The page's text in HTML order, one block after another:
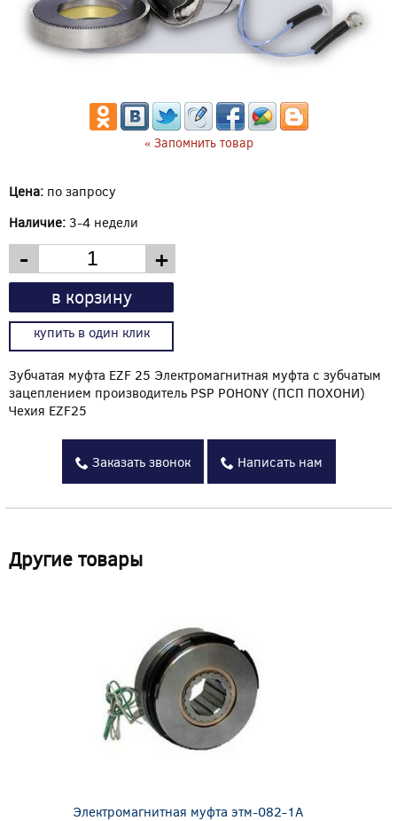
« Запомнить товар
Цена: по запросу
Наличие: 3-4 недели
- +
в корзину
купить в один клик
Зубчатая муфта EZF 25 Электромагнитная муфта с зубчатым
зацеплением производитель PSP POHONY (ПСП ПОХОНИ)
Чехия EZF25
Заказать звонок Написать нам
Другие товары
Электромагнитная муфта этм-082-1А